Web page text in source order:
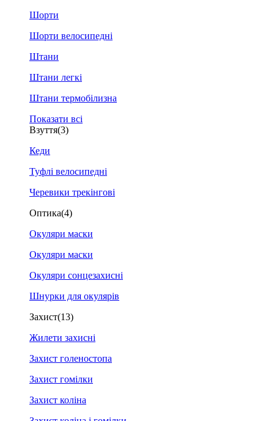
Шорти
Шорти велосипедні
Штани
Штани легкі
Штани термобілизна
Показати всі
Взуття(3)
Кеди
Туфлі велосипедні
Черевики трекінгові
Оптика(4)
Окуляри маски
Окуляри маски
Окуляри сонцезахисні
Шнурки для окулярів
Захист(13)
Жилети захисні
Захист голеностопа
Захист гомілки
Захист коліна